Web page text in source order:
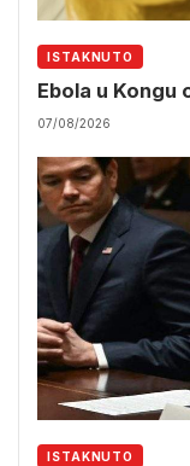
ISTAKNUTO
Ebola u Kongu
07/08/2026
ISTAKNUTO